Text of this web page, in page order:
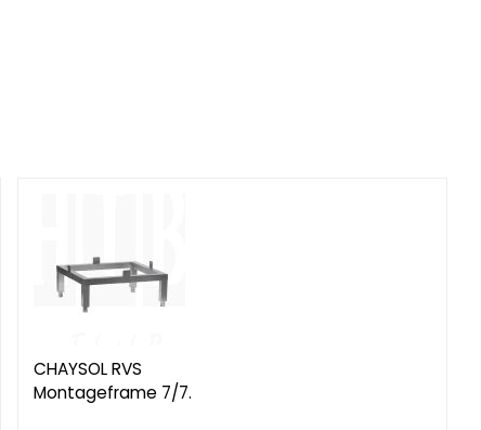
CHAYSOL RVS
Montageframe 7/7.